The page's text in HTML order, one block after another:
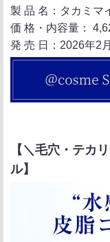
製 品 名：タカミ
価 格・内容量：
発 売 日：2026年2
【＼毛穴・テカ
ル】